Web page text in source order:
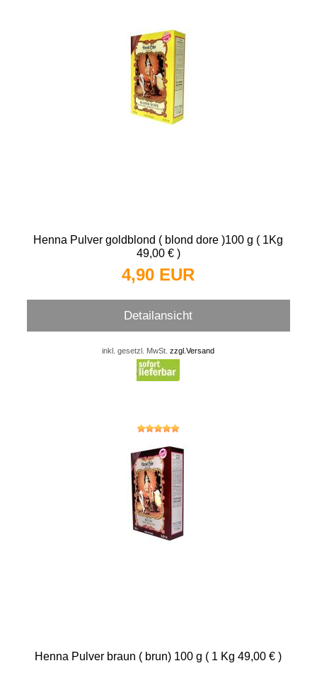
Henna Pulver goldblond ( blond dore )100 g ( 1Kg
49,00 € )
4,90 EUR
Detailansicht
inkl. gesetzl. MwSt.zzgl.Versand
Henna Pulver braun ( brun) 100 g ( 1 Kg 49,00 € )